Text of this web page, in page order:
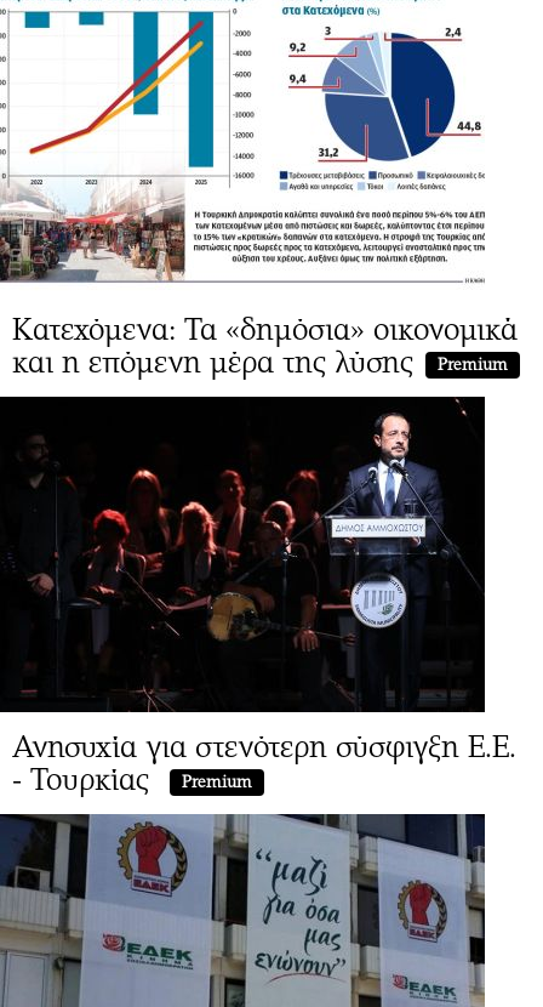
Κατεχόμενα: Τα «δημόσια» οικονομικά
και η επόμενη μέρα της λύσης
Premium
Ανησυχία για στενότερη σύσφιγξη Ε.Ε.
- Τουρκίας
Premium